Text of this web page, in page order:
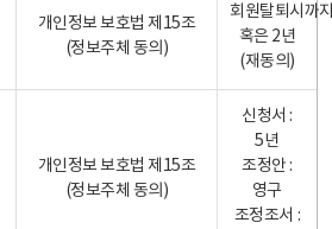
개인정보 보호법 제15조
(정보주체 동의)
회원탈퇴시까
혹은 2년
(재동의)
개인정보 보호법 제15조
(정보주체 동의)
신청서 :
5년
조정안 :
영구
조정조서 :